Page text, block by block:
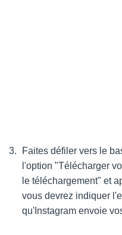
Faites défiler vers le
l'option "Télécharger
le téléchargement" et
vous devrez indiquer
qu'Instagram envoie